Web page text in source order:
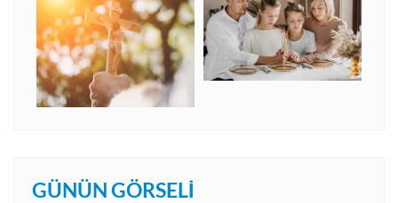
GÜNÜN GÖRSELI